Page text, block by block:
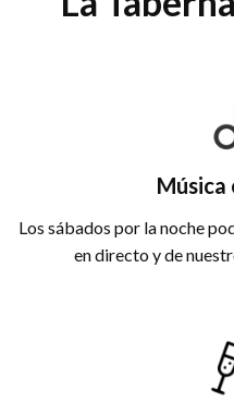
Música
Los sábados por la noche
en directo y de